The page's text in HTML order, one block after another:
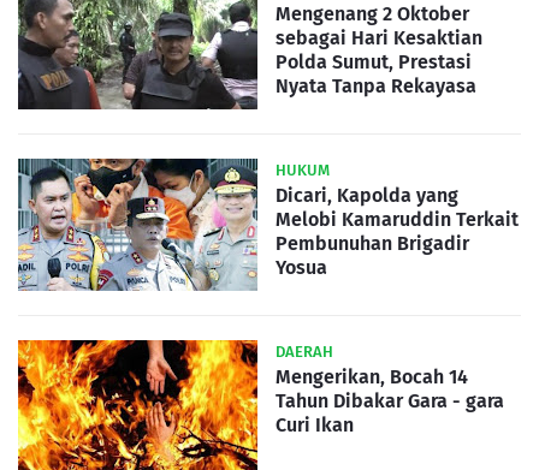
Mengenang 2 Oktober
sebagai Hari Kesaktian
Polda Sumut, Prestasi
Nyata Tanpa Rekayasa
HUKUM
Dicari, Kapolda yang
Melobi Kamaruddin Terkait
Pembunuhan Brigadir
Yosua
DAERAH
Mengerikan, Bocah 14
Tahun Dibakar Gara - gara
Curi Ikan